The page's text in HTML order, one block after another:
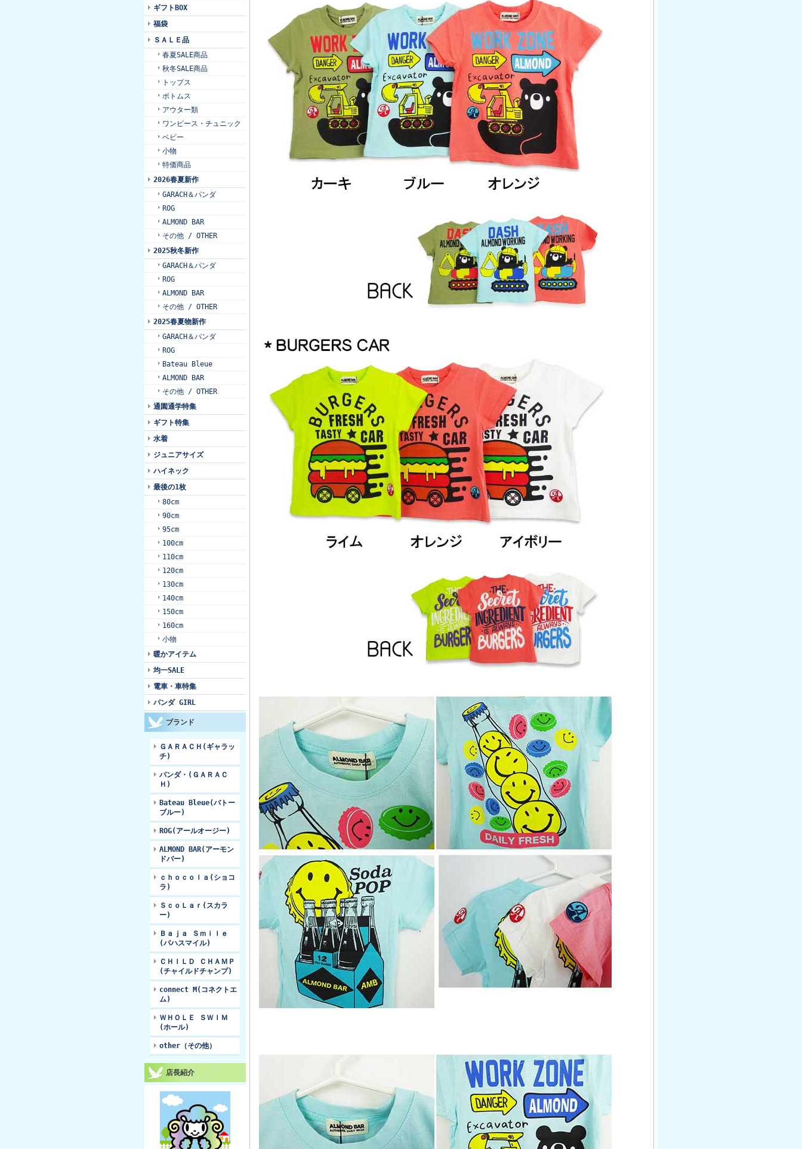
ギフトBOX
福袋
ＳＡＬＥ品
春夏SALE商品
秋冬SALE商品
トップス
ボトムス
アウター類
ワンピース・チュニック
ベビー
小物
特価商品
2026春夏新作
GARACH＆パンダ
ROG
ALMOND BAR
その他 / OTHER
2025秋冬新作
GARACH＆パンダ
ROG
ALMOND BAR
その他 / OTHER
2025春夏物新作
GARACH＆パンダ
ROG
Bateau Bleue
ALMOND BAR
その他 / OTHER
通園通学特集
ギフト特集
水着
ジュニアサイズ
ハイネック
最後の1枚
80cm
90cm
95cm
100cm
110cm
120cm
130cm
140cm
150cm
160cm
小物
暖かアイテム
均一SALE
電車・車特集
パンダ GIRL
ブランド
ＧＡＲＡＣＨ(ギャラッ
チ)
パンダ・(ＧＡＲＡＣ
Ｈ)
Bateau Bleue(バトー
ブルー)
ROG(アールオージー)
ALMOND BAR(アーモン
ドバー)
ｃｈｏｃｏｌａ(ショコ
ラ)
ＳｃｏＬａｒ(スカラ
ー)
Ｂａｊａ Ｓｍｉｌｅ
(バハスマイル)
ＣＨＩＬＤ ＣＨＡＭＰ
(チャイルドチャンプ)
connect M(コネクトエ
ム)
ＷＨＯＬＥ ＳＷＩＭ
(ホール)
other（その他）
店長紹介